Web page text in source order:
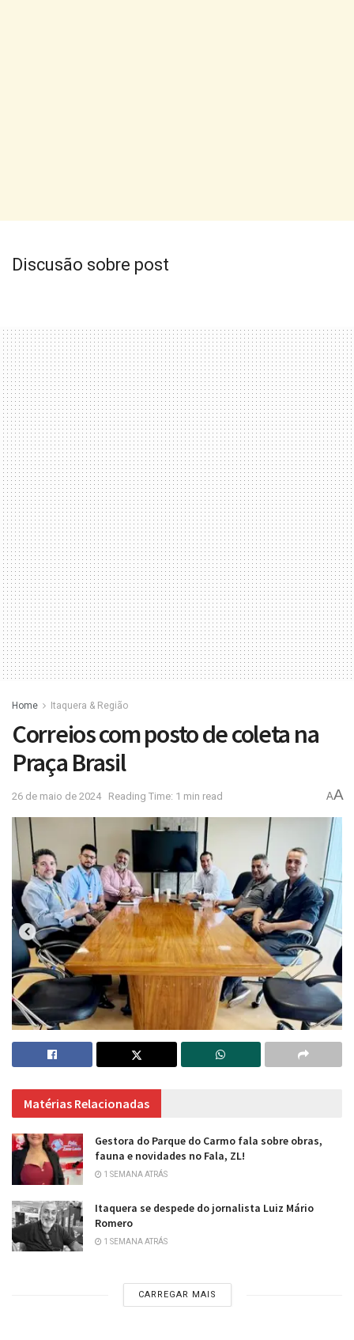
Discusão sobre post
Home Itaquera & Região
Correios com posto de coleta na
Praça Brasil
26 de maio de 2024 Reading Time: 1 min read AA
Matérias Relacionadas
Gestora do Parque do Carmo fala sobre obras,
fauna e novidades no Fala, ZL!
1 SEMANA ATRÁS
Itaquera se despede do jornalista Luiz Mário
Romero
1 SEMANA ATRÁS
CARREGAR MAIS